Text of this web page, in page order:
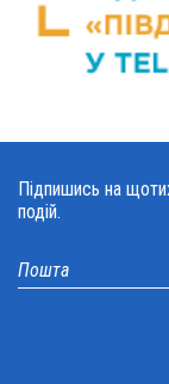
Підпишись на
подій.